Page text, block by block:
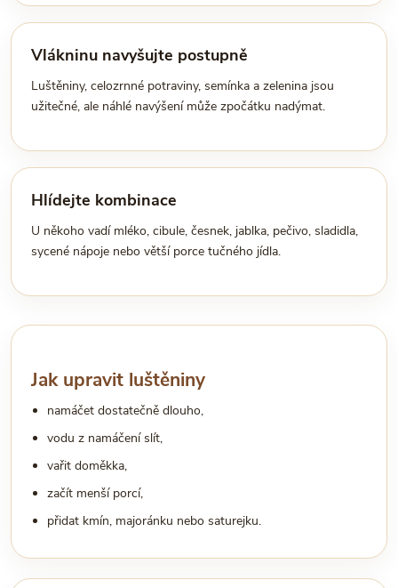
Vlákninu navyšujte postupně
Luštěniny, celozrnné potraviny, semínka a zelenina jsou
užitečné, ale náhlé navýšení může zpočátku nadýmat.
Hlídejte kombinace
U někoho vadí mléko, cibule, česnek, jablka, pečivo, sladidla,
sycené nápoje nebo větší porce tučného jídla.
Jak upravit luštěniny
namáčet dostatečně dlouho,
vodu z namáčení slít,
vařit doměkka,
začít menší porcí,
přidat kmín, majoránku nebo saturejku.